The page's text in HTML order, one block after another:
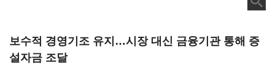
보수적 경영기조 유지…시장 대신 금융기관 통해 증
설자금 조달